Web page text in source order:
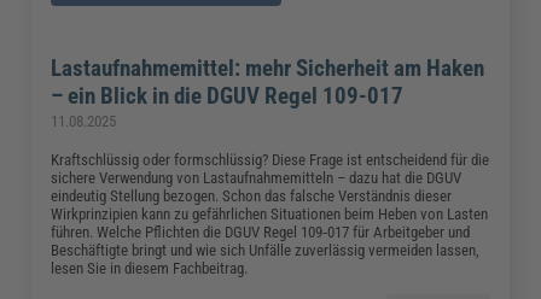
Lastaufnahmemittel: mehr Sicherheit am Haken
– ein Blick in die DGUV Regel 109-017
11.08.2025
Kraftschlüssig oder formschlüssig? Diese Frage ist entscheidend für die
sichere Verwendung von Lastaufnahmemitteln – dazu hat die DGUV
eindeutig Stellung bezogen. Schon das falsche Verständnis dieser
Wirkprinzipien kann zu gefährlichen Situationen beim Heben von Lasten
führen. Welche Pflichten die DGUV Regel 109‑017 für Arbeitgeber und
Beschäftigte bringt und wie sich Unfälle zuverlässig vermeiden lassen,
lesen Sie in diesem Fachbeitrag.